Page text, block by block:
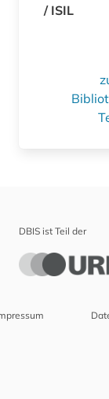
/ ISIL
DBIS ist Teil der